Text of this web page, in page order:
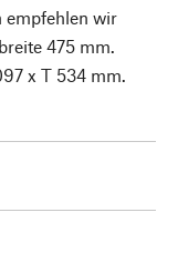
empfehlen wir
475 mm.
x T 534 mm.